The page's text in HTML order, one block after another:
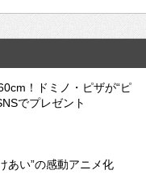
！ドミノ・ピザが“ピ
でプレゼント
あい”の感動アニメ化